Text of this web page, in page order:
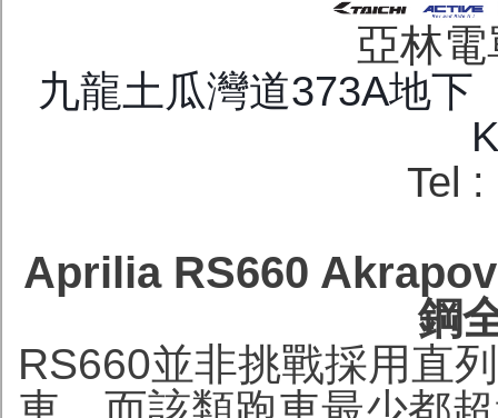
亞林
九龍土瓜灣道373A地
Tel
Aprilia RS660
鋼
RS660並非挑戰採用直